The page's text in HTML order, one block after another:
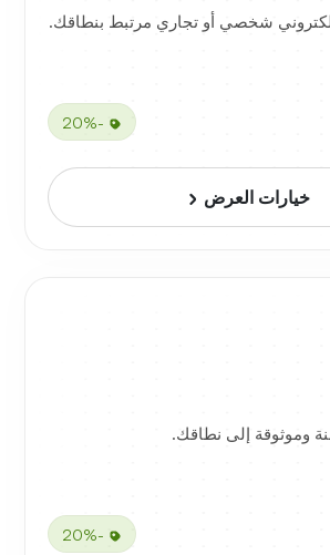
شخصي أو تجاري مرتبط بنطاقك.
-20%
خيارات العرض
وموثوقة إلى نطاقك.
-20%